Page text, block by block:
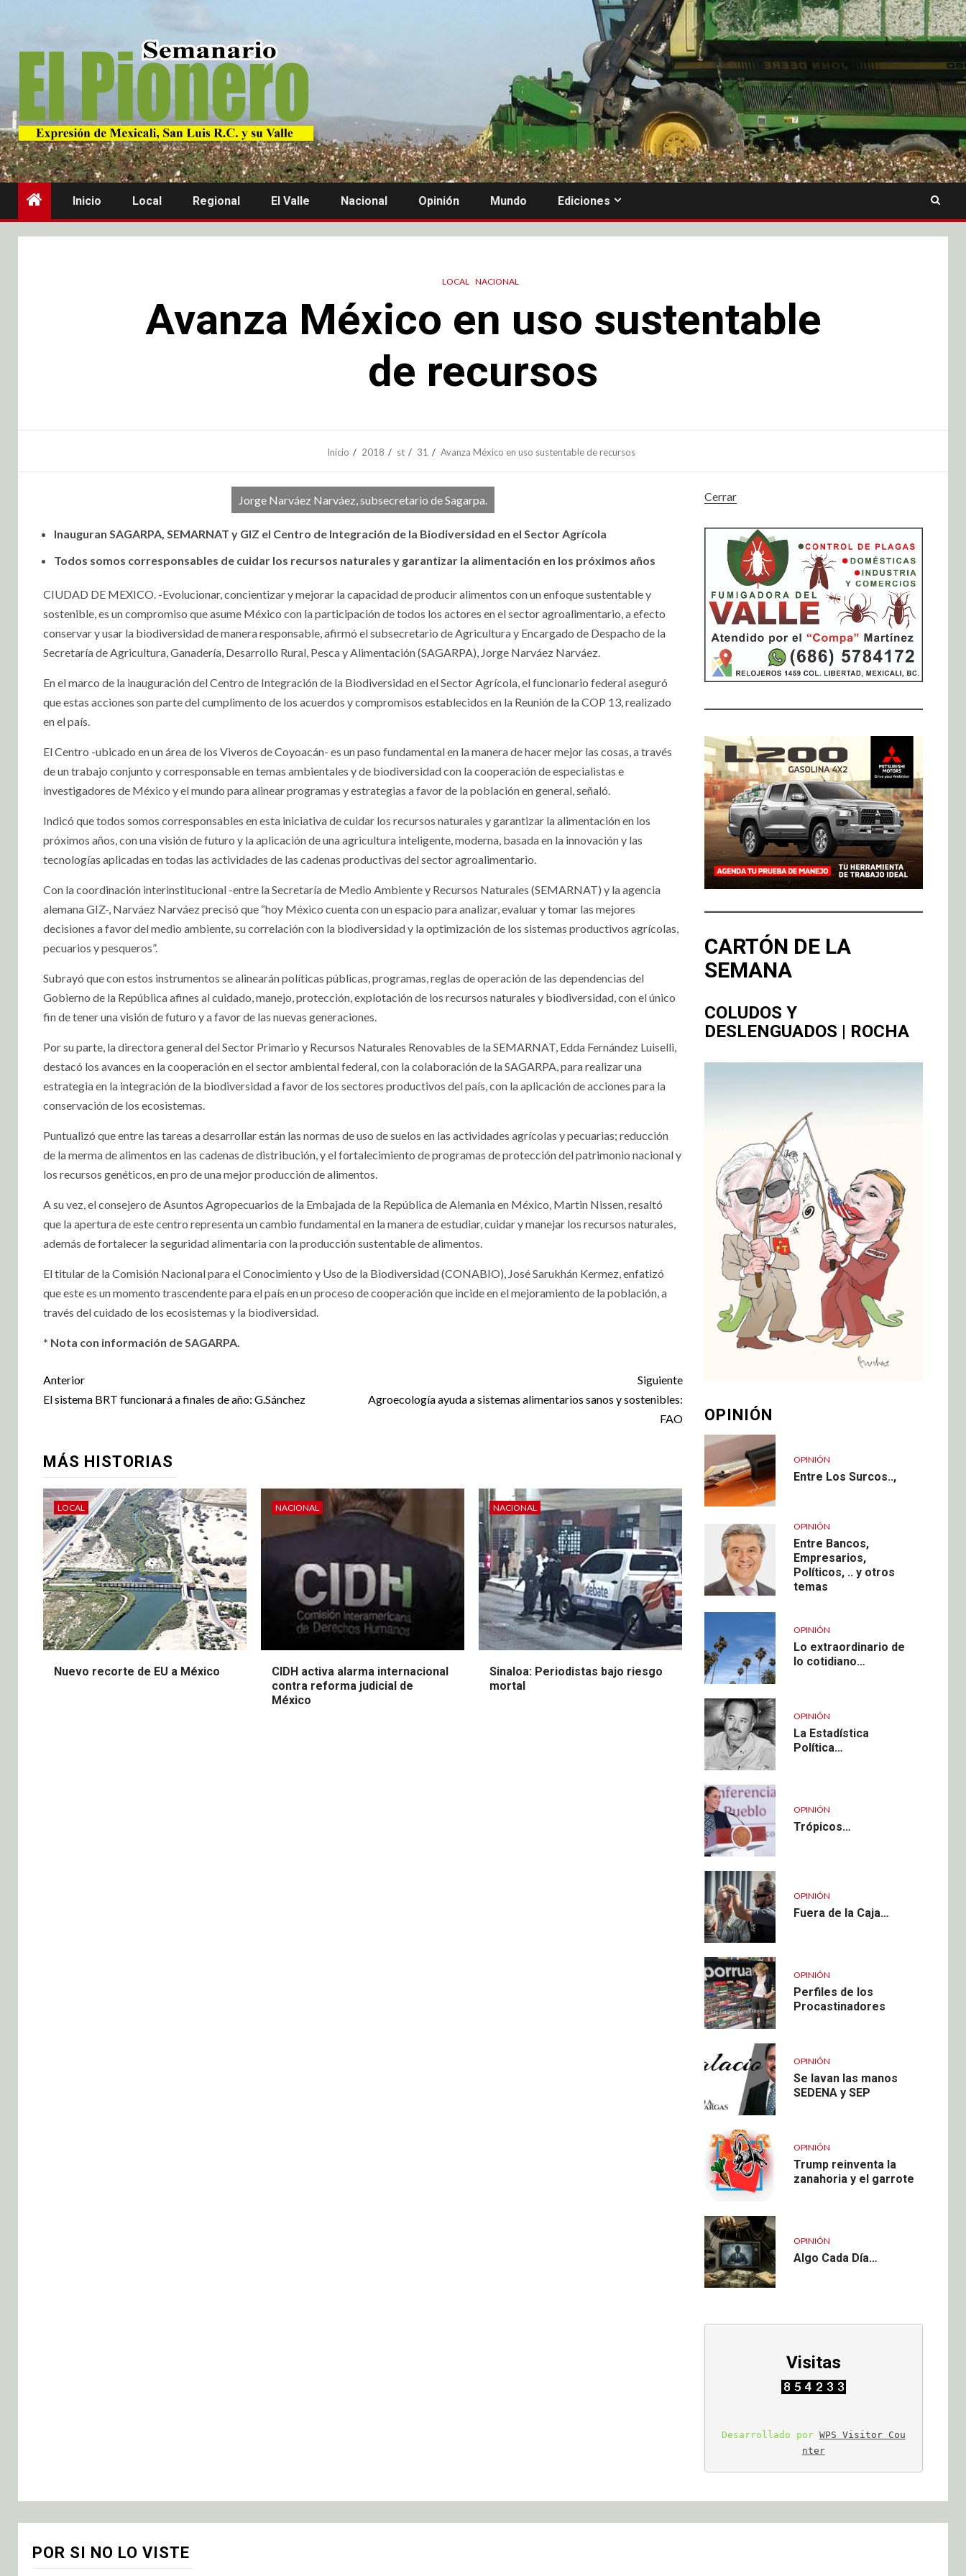
Inicio Local Regional El Valle Nacional Opinión Mundo Ediciones
LOCAL NACIONAL
Avanza México en uso sustentable
de recursos
Inicio 2018 st 31 Avanza México en uso sustentable de recursos
Jorge Narváez Narváez, subsecretario de Sagarpa.
Inauguran SAGARPA, SEMARNAT y GIZ el Centro de Integración de la Biodiversidad en el Sector Agrícola
Todos somos corresponsables de cuidar los recursos naturales y garantizar la alimentación en los próximos años
CIUDAD DE MEXICO. -Evolucionar, concientizar y mejorar la capacidad de producir alimentos con un enfoque sustentable y
sostenible, es un compromiso que asume México con la participación de todos los actores en el sector agroalimentario, a efecto
conservar y usar la biodiversidad de manera responsable, afirmó el subsecretario de Agricultura y Encargado de Despacho de la
Secretaría de Agricultura, Ganadería, Desarrollo Rural, Pesca y Alimentación (SAGARPA), Jorge Narváez Narváez.
En el marco de la inauguración del Centro de Integración de la Biodiversidad en el Sector Agrícola, el funcionario federal aseguró
que estas acciones son parte del cumplimento de los acuerdos y compromisos establecidos en la Reunión de la COP 13, realizado
en el país.
El Centro -ubicado en un área de los Viveros de Coyoacán- es un paso fundamental en la manera de hacer mejor las cosas, a través
de un trabajo conjunto y corresponsable en temas ambientales y de biodiversidad con la cooperación de especialistas e
investigadores de México y el mundo para alinear programas y estrategias a favor de la población en general, señaló.
Indicó que todos somos corresponsables en esta iniciativa de cuidar los recursos naturales y garantizar la alimentación en los
próximos años, con una visión de futuro y la aplicación de una agricultura inteligente, moderna, basada en la innovación y las
tecnologías aplicadas en todas las actividades de las cadenas productivas del sector agroalimentario.
Con la coordinación interinstitucional -entre la Secretaría de Medio Ambiente y Recursos Naturales (SEMARNAT) y la agencia
alemana GIZ-, Narváez Narváez precisó que “hoy México cuenta con un espacio para analizar, evaluar y tomar las mejores
decisiones a favor del medio ambiente, su correlación con la biodiversidad y la optimización de los sistemas productivos agrícolas,
pecuarios y pesqueros”.
Subrayó que con estos instrumentos se alinearán políticas públicas, programas, reglas de operación de las dependencias del
Gobierno de la República afines al cuidado, manejo, protección, explotación de los recursos naturales y biodiversidad, con el único
fin de tener una visión de futuro y a favor de las nuevas generaciones.
Por su parte, la directora general del Sector Primario y Recursos Naturales Renovables de la SEMARNAT, Edda Fernández Luiselli,
destacó los avances en la cooperación en el sector ambiental federal, con la colaboración de la SAGARPA, para realizar una
estrategia en la integración de la biodiversidad a favor de los sectores productivos del país, con la aplicación de acciones para la
conservación de los ecosistemas.
Puntualizó que entre las tareas a desarrollar están las normas de uso de suelos en las actividades agrícolas y pecuarias; reducción
de la merma de alimentos en las cadenas de distribución, y el fortalecimiento de programas de protección del patrimonio nacional y
los recursos genéticos, en pro de una mejor producción de alimentos.
A su vez, el consejero de Asuntos Agropecuarios de la Embajada de la República de Alemania en México, Martin Nissen, resaltó
que la apertura de este centro representa un cambio fundamental en la manera de estudiar, cuidar y manejar los recursos naturales,
además de fortalecer la seguridad alimentaria con la producción sustentable de alimentos.
El titular de la Comisión Nacional para el Conocimiento y Uso de la Biodiversidad (CONABIO), José Sarukhán Kermez, enfatizó
que este es un momento trascendente para el país en un proceso de cooperación que incide en el mejoramiento de la población, a
través del cuidado de los ecosistemas y la biodiversidad.
* Nota con información de SAGARPA.
Anterior
El sistema BRT funcionará a finales de año: G.Sánchez
Siguiente
Agroecología ayuda a sistemas alimentarios sanos y sostenibles:
FAO
MÁS HISTORIAS
LOCAL
Nuevo recorte de EU a México
NACIONAL
CIDH activa alarma internacional
contra reforma judicial de
México
NACIONAL
Sinaloa: Periodistas bajo riesgo
mortal
Cerrar
CARTÓN DE LA
SEMANA
COLUDOS Y
DESLENGUADOS | ROCHA
OPINIÓN
OPINIÓN
Entre Los Surcos..,
OPINIÓN
Entre Bancos,
Empresarios,
Políticos, .. y otros
temas
OPINIÓN
Lo extraordinario de
lo cotidiano…
OPINIÓN
La Estadística
Política…
OPINIÓN
Trópicos…
OPINIÓN
Fuera de la Caja…
OPINIÓN
Perfiles de los
Procastinadores
OPINIÓN
Se lavan las manos
SEDENA y SEP
OPINIÓN
Trump reinventa la
zanahoria y el garrote
OPINIÓN
Algo Cada Día…
Visitas
Desarrollado por WPS Visitor Cou
nter
POR SI NO LO VISTE